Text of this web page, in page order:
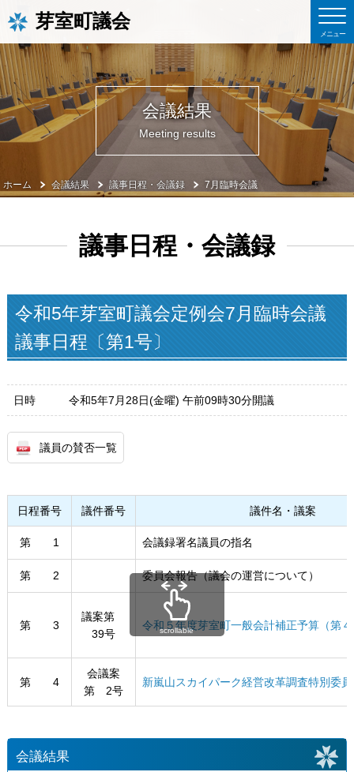
芽室町議会
会議結果
Meeting results
ホーム 会議結果 議事日程・会議録 7月臨時会議
議事日程・会議録
令和5年芽室町議会定例会7月臨時会議
議事日程〔第1号〕
日時 令和5年7月28日(金曜) 午前09時30分開議
議員の賛否一覧
日程番号 議件番号 議件名・議案
第 1 会議録署名議員の指名
第 2 委員会報告（議会の運営について）
第 3
議案第
39号
令和５年度芽室町一般会計補正予算（第
第 4
会議案
第 2号
新嵐山スカイパーク経営改革調査特別委
scrollable
会議結果